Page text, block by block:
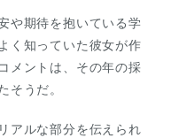
や期待を抱いている学
く知っていた彼女が作
メントは、その年の採
そうだ。
アルな部分を伝えられ